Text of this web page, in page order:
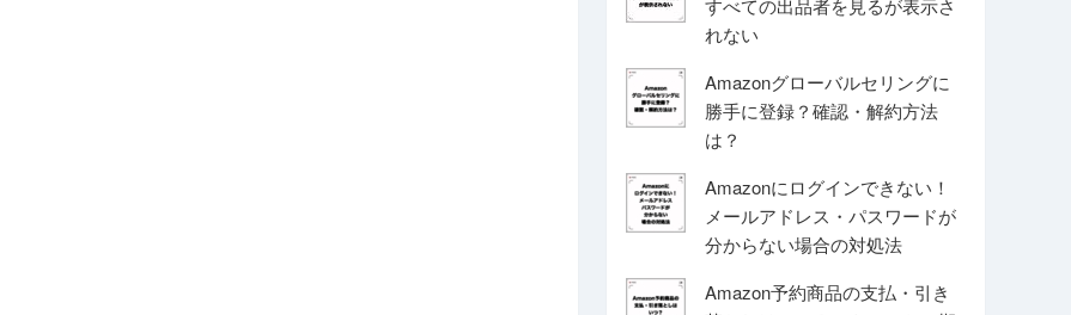
れない
Amazonグローバルセリングに
勝手に登録？確認・解約方法
は？
Amazonにログインできない！
メールアドレス・パスワードが
分からない場合の対処法
Amazon予約商品の支払・引き